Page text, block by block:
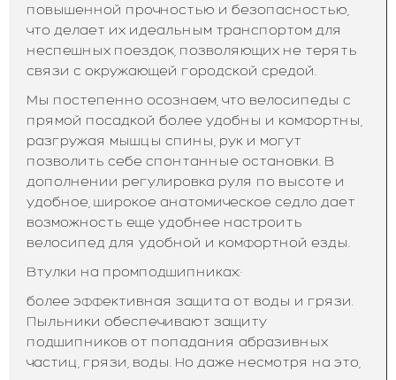
повышенной прочностью и безопасностью,
что делает их идеальным транспортом для
неспешных поездок, позволяющих не терять
связи с окружающей городской средой.
Мы постепенно осознаем, что велосипеды с
прямой посадкой более удобны и комфортны,
разгружая мышцы спины, рук и могут
позволить себе спонтанные остановки. В
дополнении регулировка руля по высоте и
удобное, широкое анатомическое седло дает
возможность еще удобнее настроить
велосипед для удобной и комфортной езды.
Втулки на промподшипниках:·
более эффективная защита от воды и грязи.
Пыльники обеспечивают защиту
подшипников от попадания абразивных
частиц, грязи, воды. Но даже несмотря на это,